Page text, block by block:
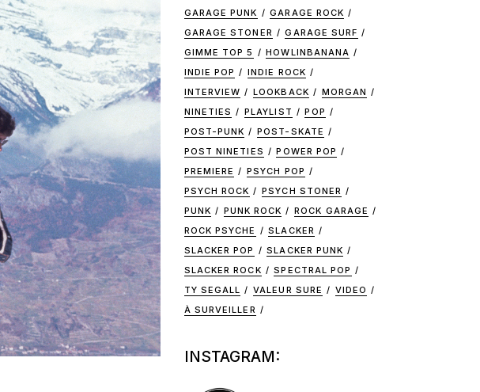
GARAGE PUNK
GARAGE ROCK
GARAGE STONER
GARAGE SURF
GIMME TOP 5
HOWLINBANANA
INDIE POP
INDIE ROCK
INTERVIEW
LOOKBACK
MORGAN
NINETIES
PLAYLIST
POP
POST-PUNK
POST-SKATE
POST NINETIES
POWER POP
PREMIERE
PSYCH POP
PSYCH ROCK
PSYCH STONER
PUNK
PUNK ROCK
ROCK GARAGE
ROCK PSYCHE
SLACKER
SLACKER POP
SLACKER PUNK
SLACKER ROCK
SPECTRAL POP
TY SEGALL
VALEUR SURE
VIDEO
À SURVEILLER
INSTAGRAM: